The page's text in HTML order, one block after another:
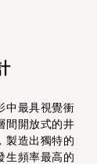
中最具視覺衝
間開放式的井
製造出獨特的
生頻率最高的